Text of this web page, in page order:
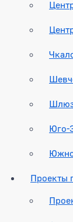
Юго-
Проекты